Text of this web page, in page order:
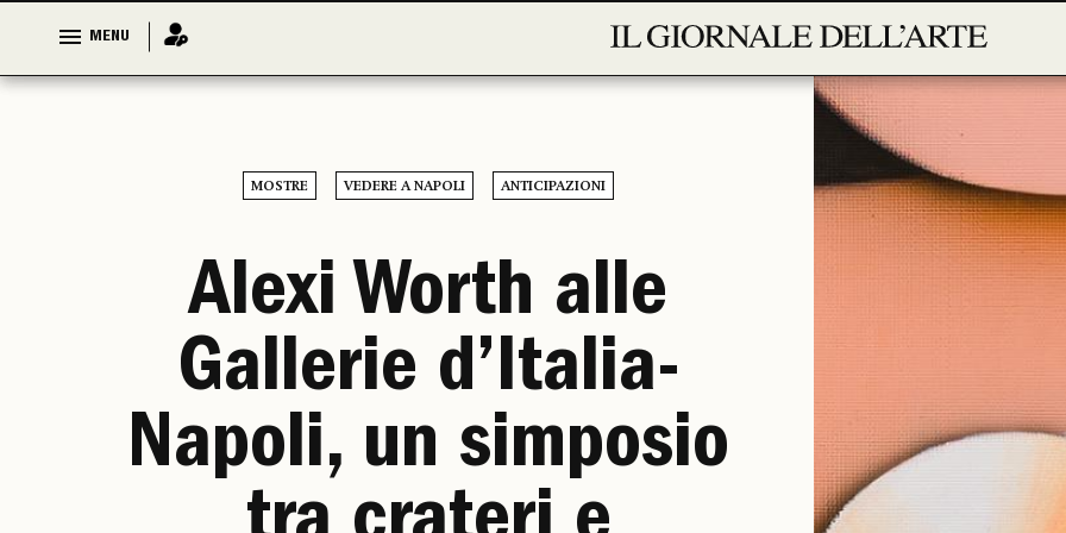
MENU
MENU
MOSTRE VEDERE A NAPOLI ANTICIPAZIONI
Alexi Worth alle
Gallerie d’Italia-
Napoli, un simposio